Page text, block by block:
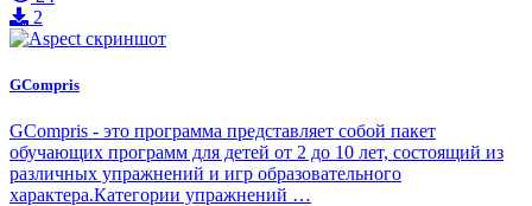
2
GCompris
GCompris - это программа представляет собой пакет
обучающих программ для детей от 2 до 10 лет, состоящий из
различных упражнений и игр образовательного
характера.Категории упражнений …